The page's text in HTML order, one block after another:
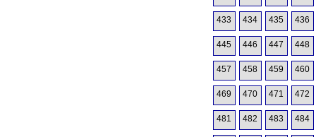
433 434 435 436
445 446 447 448
457 458 459 460
469 470 471 472
481 482 483 484